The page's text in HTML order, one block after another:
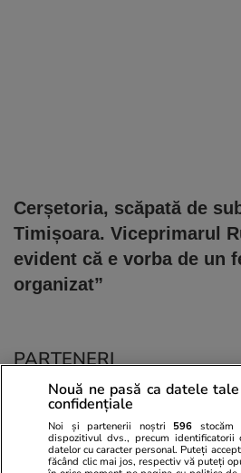
Cerșetoria, scăpată de
Timișoara. Viceprimarul
evident că e vorba de un
organizat”
PARTENERI
Nouă ne pasă ca datele
confidențiale
Noi și partenerii noștri 596 stocăm
dispozitivul dvs., precum identificatorii
datelor cu caracter personal. Puteți
făcând clic mai jos, respectiv vă puteți